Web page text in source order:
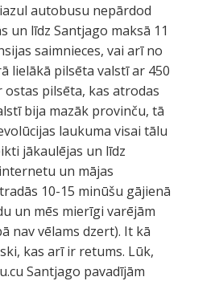
autobusu nepārdod
un līdz Santjago maksā 11
saimnieces, vai arī no
lielākā pilsēta valstī ar 450
pilsēta, kas atrodas
bija mazāk provinču, tā
laukuma visai tālu
jākaulējas un līdz
un mājas
10-15 minūšu gājienā
un mēs mierīgi varējām
nav vēlams dzert). It kā
kas arī ir retums. Lūk,
Santjago pavadījām